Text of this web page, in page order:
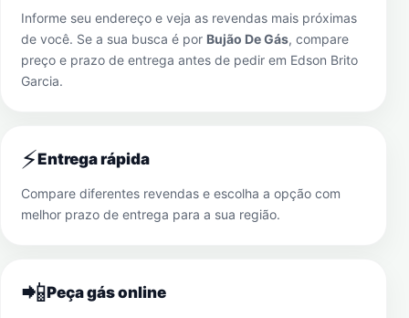
Informe seu endereço e veja as revendas mais próximas
de você. Se a sua busca é por Bujão De Gás, compare
preço e prazo de entrega antes de pedir em Edson Brito
Garcia.
⚡Entrega rápida
Compare diferentes revendas e escolha a opção com
melhor prazo de entrega para a sua região.
📲Peça gás online